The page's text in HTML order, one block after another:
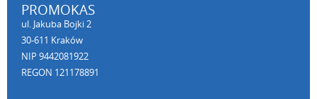
PROMOKAS
ul. Jakuba Bojki 2
30-611 Kraków
NIP 9442081922
REGON 121178891